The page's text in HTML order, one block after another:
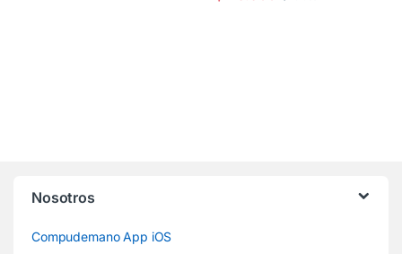
Nosotros
Compudemano App iOS